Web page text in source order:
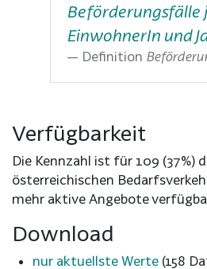
Beförderungsfälle
EinwohnerIn und
Definition
Verfügbarkeit
Die Kennzahl ist für 109 (37%)
österreichischen
mehr aktive Angebote
Download
nur aktuellste Werte(158